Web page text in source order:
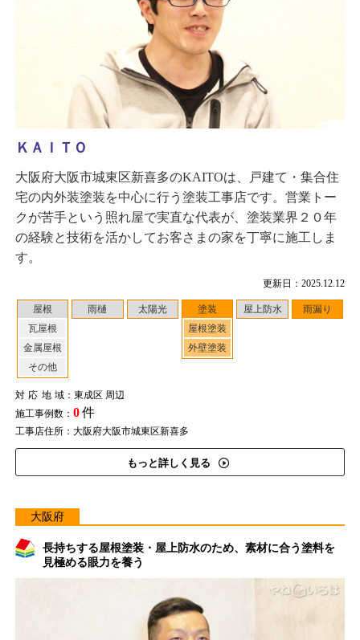
更新日：2025.12.12
屋根
瓦屋根
金属屋根
その他
雨樋 太陽光
塗装
屋根塗装
外壁塗装
屋上防水 雨漏り
対応地域：東成区 周辺
施工事例数： 0件
工事店住所：大阪府大阪市城東区新喜多
もっと詳しく見る
ＫＡＩＴＯ
大阪府大阪市城東区新喜多のKAITOは、戸建て・集合住
宅の内外装塗装を中心に行う塗装工事店です。営業トー
クが苦手という照れ屋で実直な代表が、塗装業界２０年
の経験と技術を活かしてお客さまの家を丁寧に施工しま
す。
大阪府
長持ちする屋根塗装・屋上防水のため、素材に合う塗料を
見極める眼力を養う